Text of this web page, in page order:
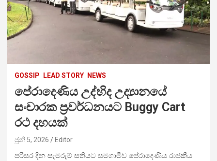
GOSSIP LEAD STORY NEWS
පේරාදෙණිය උද්භිද උද්‍යානයේ
සංචාරක ප්‍රවර්ධනයට Buggy Cart
රථ දහයක්
ජූනි 5, 2026 Editor
පරිසර දින සැමරුම් සතියට සමගාමීව පේරාදෙණිය රාජකීය